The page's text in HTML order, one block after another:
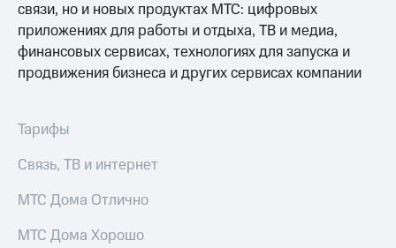
КИОН
Строки
Live
приложения
Инвестиции
МТС
Деньги
МТС
Накопления
Акции
пополнения
Скидка
связи, но и новых продуктах МТС: цифровых
приложениях для работы и отдыха, ТВ и медиа,
финансовых сервисах, технологиях для запуска и
продвижения бизнеса и других сервисах компании
Тарифы
Связь, ТВ и интернет
МТС Дома Отлично
МТС Дома Хорошо